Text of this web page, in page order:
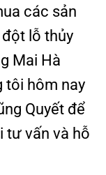
các sản
lỗ thủy
Mai Hà
tôi hôm nay
Quyết để
tư vấn và hỗ